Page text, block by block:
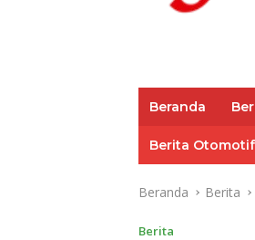
Beranda
Berita Otomotif
Beranda Berita
Berita